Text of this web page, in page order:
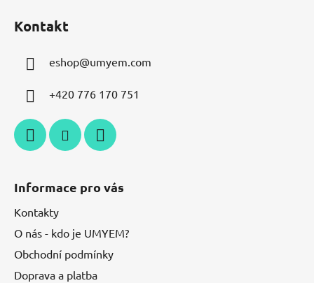
Kontakt
eshop@umyem.com
+420 776 170 751
Informace pro vás
Kontakty
O nás - kdo je UMYEM?
Obchodní podmínky
Doprava a platba